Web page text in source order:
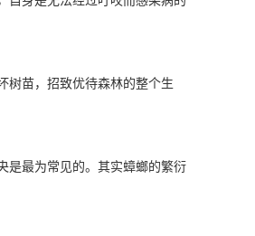
树苗，招致优待森林的整个生
是最为常见的。其实蟑螂的繁衍